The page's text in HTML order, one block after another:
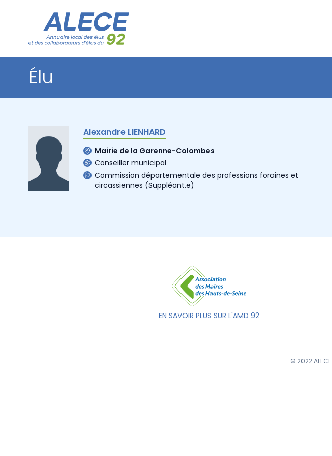
Élu
Alexandre LIENHARD
Mairie de la Garenne-Colombes
Conseiller municipal
Commission départementale des professions foraines et
circassiennes (Suppléant.e)
EN SAVOIR PLUS SUR L'AMD 92
© 2022 ALECE